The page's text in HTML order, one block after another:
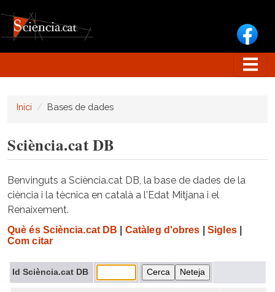
Inici Bases de dades
Sciència.cat DB
Benvinguts a Sciència.cat DB, la base de dades de la
ciència i la tècnica en català a l'Edat Mitjana i el
Renaixement.
Què és Sciència.cat DB Catàleg d'obres Sigles|
Com citar
Id Sciència.cat DB